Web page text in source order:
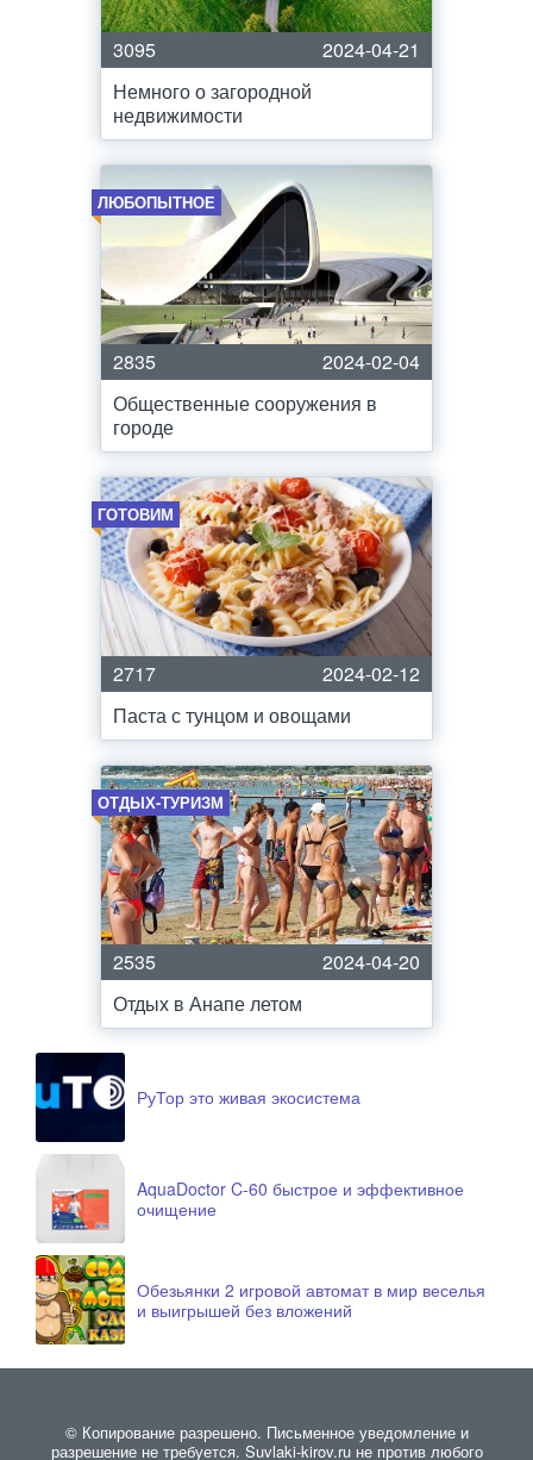
3095
2024-04-21
Немного о загородной
недвижимости
ЛЮБОПЫТНОЕ
2835
2024-02-04
Общественные сооружения в
городе
ГОТОВИМ
2717
2024-02-12
Паста с тунцом и овощами
ОТДЫХ-ТУРИЗМ
2535
2024-04-20
Отдых в Анапе летом
РуТор это живая экосистема
AquaDoctor C-60 быстрое и эффективное
очищение
Обезьянки 2 игровой автомат в мир веселья
и выигрышей без вложений
© Копирование разрешено. Письменное уведомление и
разрешение не требуется. Suvlaki-kirov.ru не против любого